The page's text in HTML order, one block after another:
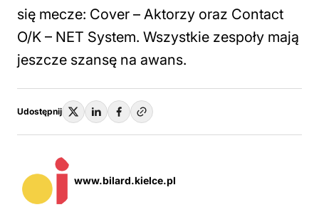
się mecze: Cover – Aktorzy oraz Contact
O/K – NET System. Wszystkie zespoły mają
jeszcze szansę na awans.
Udostępnij
www.bilard.kielce.pl